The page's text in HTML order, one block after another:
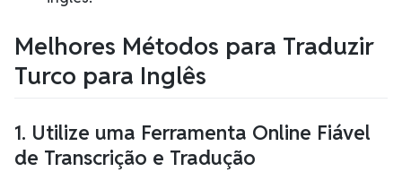
Melhores Métodos para Traduzir
Turco para Inglês
1. Utilize uma Ferramenta Online Fiável
de Transcrição e Tradução